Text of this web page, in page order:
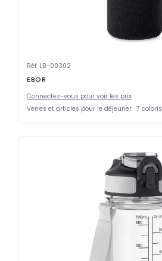
Réf. LB-00302
EBOR
Connectez-vous pour voir les prix
Verres et articles pour le déjeuner · 7 coloris